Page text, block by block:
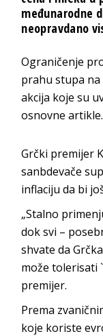
međunarodne
neopravdano
Ograničenje
prahu stupa
akcija koje su
osnovne artikle.
Grčki premijer
sanbdevače
inflaciju da bi
„Stalno
dok svi –
shvate da
može tolerisati
premijer.
Prema
koje koriste